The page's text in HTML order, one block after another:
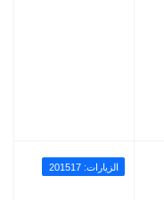
الزيارات: 201517